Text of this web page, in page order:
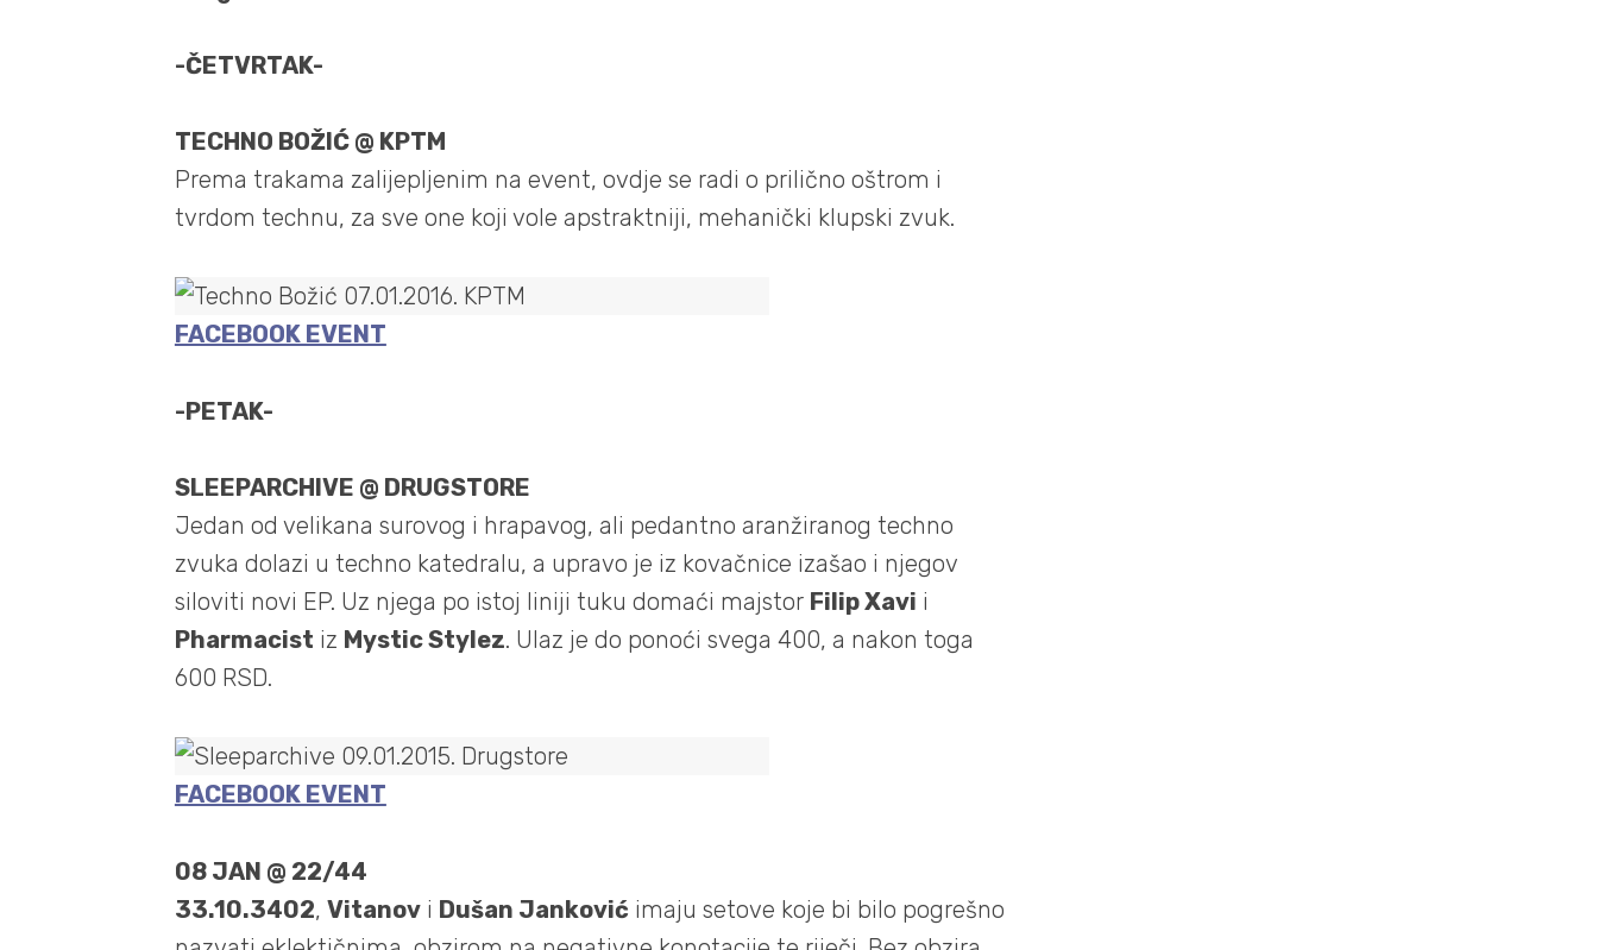
-ČETVRTAK-
TECHNO BOŽIĆ @ KPTM
Prema trakama zalijepljenim na event, ovdje se radi o prilično oštrom i
tvrdom technu, za sve one koji vole apstraktniji, mehanički klupski zvuk.
FACEBOOK EVENT
-PETAK-
SLEEPARCHIVE @ DRUGSTORE
Jedan od velikana surovog i hrapavog, ali pedantno aranžiranog techno
zvuka dolazi u techno katedralu, a upravo je iz kovačnice izašao i njegov
siloviti novi EP. Uz njega po istoj liniji tuku domaći majstor Filip Xavi i
Pharmacist iz Mystic Stylez. Ulaz je do ponoći svega 400, a nakon toga
600 RSD.
FACEBOOK EVENT
08 JAN @ 22/44
33.10.3402, Vitanovi Dušan Janković imaju setove koje bi bilo pogrešno